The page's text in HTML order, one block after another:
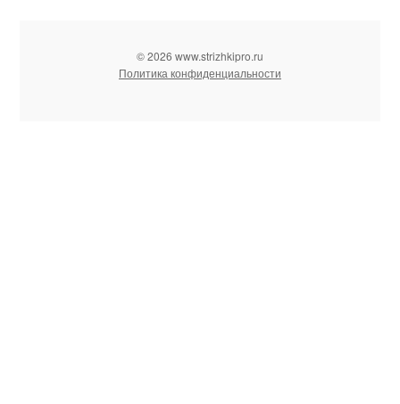
© 2026 www.strizhkipro.ru
Политика конфиденциальности